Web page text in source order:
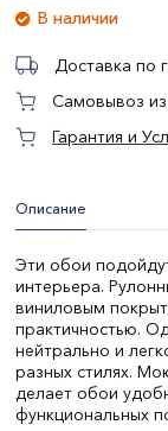
Описание
Эти обои
интерьера.
виниловым
практичностью.
нейтрально и
разных стилях.
делает обои
функциональных
В наличии
Доставка по
Самовывоз
Гарантия и